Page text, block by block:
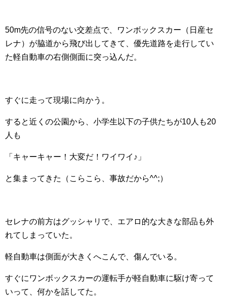
50m先の信号のない交差点で、ワンボックスカー（日産セ
レナ）が脇道から飛び出してきて、優先道路を走行してい
た軽自動車の右側側面に突っ込んだ。
すぐに走って現場に向かう。
すると近くの公園から、小学生以下の子供たちが10人も20
人も
「キャーキャー！大変だ！ワイワイ♪」
と集まってきた（こらこら、事故だから^^;）
セレナの前方はグッシャリで、エアロ的な大きな部品も外
れてしまっていた。
軽自動車は側面が大きくへこんで、傷んでいる。
すぐにワンボックスカーの運転手が軽自動車に駆け寄って
いって、何かを話してた。